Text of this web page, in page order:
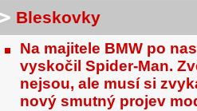
Bleskovky
Na majitele BMW po
vyskočil Spider-Man.
nejsou, ale musí si
nový smutný projev